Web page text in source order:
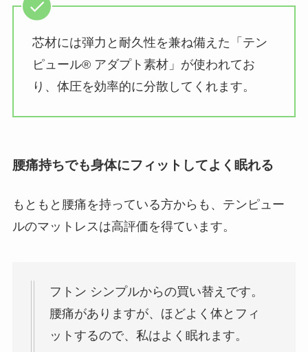
芯材には弾力と耐久性を兼ね備えた「テン
ピュール® アダプト素材」が使われてお
り、体圧を効率的に分散してくれます。
腰痛持ちでも身体にフィットしてよく眠れる
もともと腰痛を持っている方からも、テンピュー
ルのマットレスは高評価を得ています。
フトン シンプルからの買い替えです。
腰痛がありますが、ほどよく体とフィ
ットするので、私はよく眠れます。